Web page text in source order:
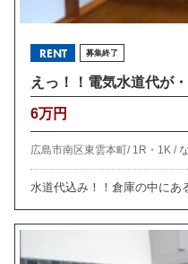
RENT 募集終了
えっ！！電気水道代が・
6万円
広島市南区東雲本町/ 1R・1K /
水道代込み！！倉庫の中にあ